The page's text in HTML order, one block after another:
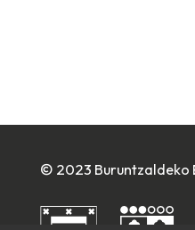
© 2023 Buruntzaldeko